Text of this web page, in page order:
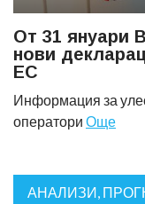
От 31 януари
нови
ЕС
Информация за
оператори Още
АНАЛИЗИ,